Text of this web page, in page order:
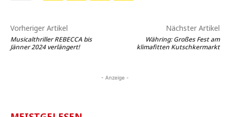
Vorheriger Artikel
Musicalthriller REBECCA bis
Jänner 2024 verlängert!
Nächster Artikel
Währing: Großes Fest am
klimafitten Kutschkermarkt
- Anzeige -